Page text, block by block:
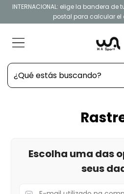
INTERNACIONAL: elige la bandera
postal para calcular el
Escolha uma das
seus